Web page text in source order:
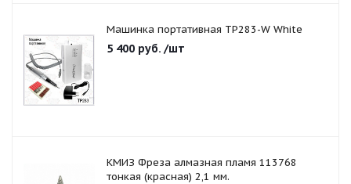
Машинка портативная TP283-W White
5 400 руб. /шт
КМИЗ Фреза алмазная пламя 113768
тонкая (красная) 2,1 мм.